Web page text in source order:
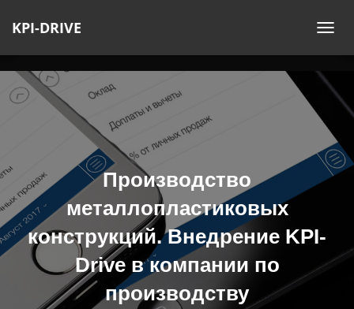
KPI-DRIVE
Е
Р
Л
Ю
Ч
А
Производство
металлопластиковых
конструкций. Внедрение KPI-
Drive в компании по
производству